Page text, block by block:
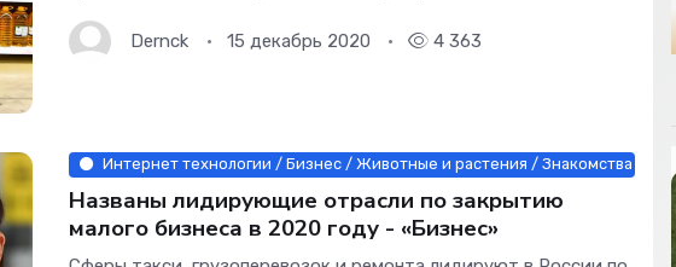
Dernck 15 декабрь 2020 4 363
Интернет технологии / Бизнес / Животные и растения / Знакомства /
Названы лидирующие отрасли по закрытию
малого бизнеса в 2020 году - «Бизнес»